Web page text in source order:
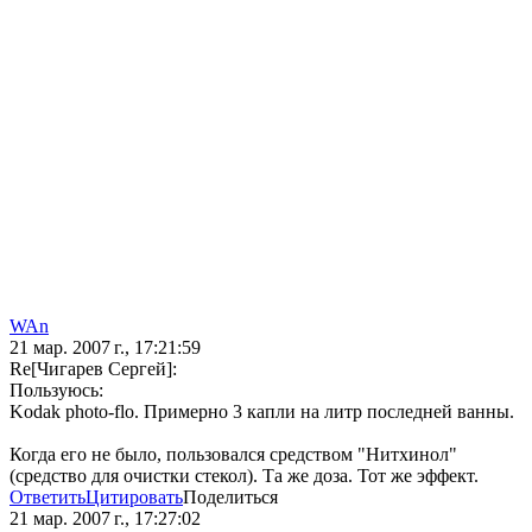
WAn
21 мар. 2007 г., 17:21:59
Re[Чигарев Сергей]:
Пользуюсь:
Kodak photo-flo. Примерно 3 капли на литр последней ванны.
Когда его не было, пользовался средством "Нитхинол"
(средство для очистки стекол). Та же доза. Тот же эффект.
ОтветитьЦитироватьПоделиться
21 мар. 2007 г., 17:27:02